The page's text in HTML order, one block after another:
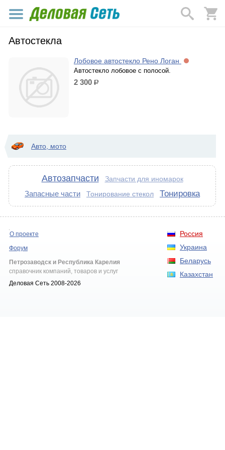
Автостекла
Лобовое автостекло Рено Логан
Автостекло лобовое с полосой.
2 300 р.
Авто, мото
Автозапчасти Запчасти для иномарок
Запасные части Тонирование стекол Тонировка
Россия
Украина
Беларусь
Казахстан
О проекте
Форум
Петрозаводск и Республика Карелия
справочник компаний, товаров и услуг
Деловая Сеть 2008-2026